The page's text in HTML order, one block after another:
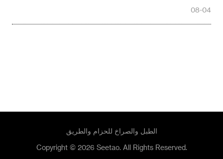
08-04
الطبل والصراخ للحزام والطريق
Copyright © 2026 Seetao. All Rights Reserved.